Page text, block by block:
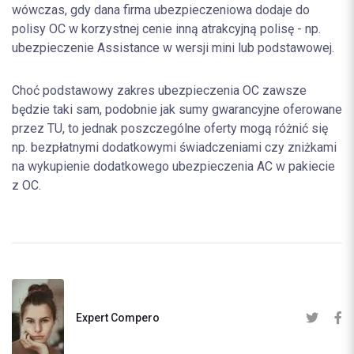
wówczas, gdy dana firma ubezpieczeniowa dodaje do
polisy OC w korzystnej cenie inną atrakcyjną polisę - np.
ubezpieczenie Assistance w wersji mini lub podstawowej.
Choć podstawowy zakres ubezpieczenia OC zawsze
będzie taki sam, podobnie jak sumy gwarancyjne oferowane
przez TU, to jednak poszczególne oferty mogą różnić się
np. bezpłatnymi dodatkowymi świadczeniami czy zniżkami
na wykupienie dodatkowego ubezpieczenia AC w pakiecie
z OC.
Expert Compero